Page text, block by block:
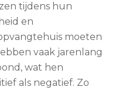
tijdens hun
en
moeten
vaak jarenlang
wat hen
als negatief. Zo